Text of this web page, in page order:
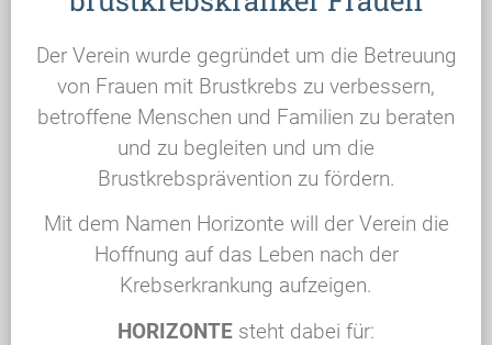
Der Verein wurde gegründet um die Betreuung
von Frauen mit Brustkrebs zu verbessern,
betroffene Menschen und Familien zu beraten
und zu begleiten und um die
Brustkrebsprävention zu fördern.
Mit dem Namen Horizonte will der Verein die
Hoffnung auf das Leben nach der
Krebserkrankung aufzeigen.
HORIZONTE steht dabei für: